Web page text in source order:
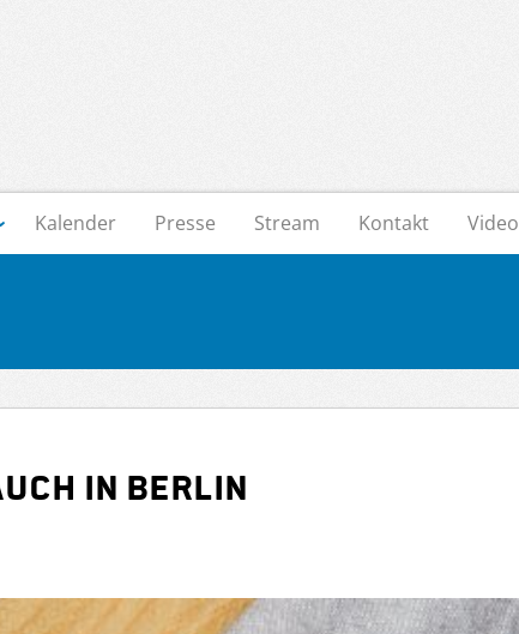
Kalender Presse Stream Kontakt Video
in Berlin